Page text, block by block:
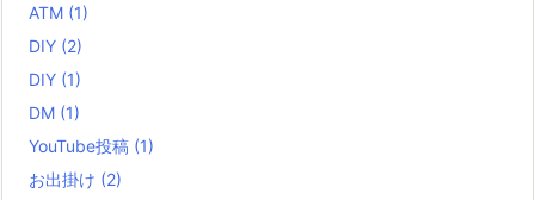
ATM (1)
DIY (2)
DIY (1)
DM (1)
YouTube投稿 (1)
お出掛け (2)